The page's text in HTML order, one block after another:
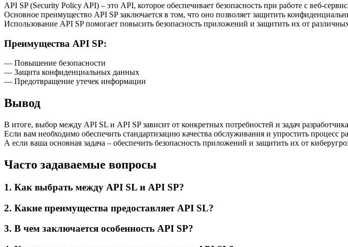
API SP (Security Policy API) – это API, которое обеспечивает безопасность при работе с веб-
Основное преимущество API SP заключается в том, что оно позволяет защитить
Использование API SP помогает повысить безопасность приложений и защитить их от
Преимущества API SP:
— Повышение безопасности
— Защита конфиденциальных данных
— Предотвращение утечек информации
Вывод
В итоге, выбор между API SL и API SP зависит от конкретных потребностей и задач
Если вам необходимо обеспечить стандартизацию качества обслуживания и упростить процесс
А если ваша основная задача – обеспечить безопасность приложений и защитить их от
Часто задаваемые вопросы
1. Как выбрать между API SL и API SP?
2. Какие преимущества предоставляет API SL?
3. В чем заключается особенность API SP?